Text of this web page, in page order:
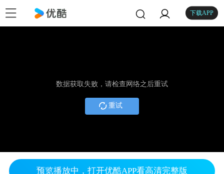
下载APP
数据获取失败，请检查网络之后重试
重试
预览播放中，打开优酷APP看高清完整版